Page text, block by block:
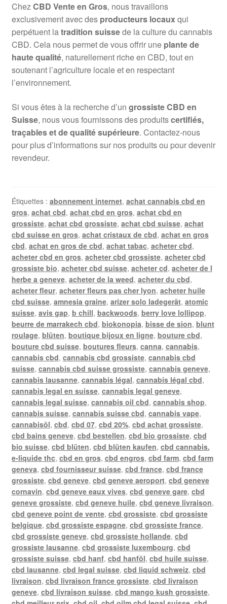
ChezCBD Vente en Gros, nous travaillons
exclusivement avec des producteurs locauxqui
perpétuent latradition suissede la culture du cannabis
CBD. Cela nous permet de vous offrir une plante de
haute qualité, naturellement riche en CBD, tout en
soutenant l’agriculture locale et en respectant
l’environnement.
Si vous êtes à la recherche d’un grossiste CBD en
Suisse, nous vous fournissons des produitscertifiés,
traçables et de qualité supérieure. Contactez-nous
pour plus d’informations sur nos produits ou pour devenir
revendeur.
Étiquettes : abonnement internet, achat cannabis cbd en
gros, achat cbd, achat cbd en gros, achat cbd en
grossiste, achat cbd grossiste, achat cbd suisse, achat
cbd suisse en gros, achat cristaux de cbd, achat en gros
cbd, achat en gros de cbd, achat tabac, acheter cbd,
acheter cbd en gros, acheter cbd grossiste, acheter cbd
grossiste bio, acheter cbd suisse, acheter cd, acheter de l
herbe a geneve, acheter de la weed, acheter du cbd,
acheter fleur, acheter fleurs pas cher lyon, acheter huile
cbd suisse, amnesia graine, arizer solo ladegerät, atomic
suisse, avis gap, b chill, backwoods, berry love lollipop,
beurre de marrakech cbd, biokonopia, bisse de sion, blunt
roulage, blüten, boutique bijoux en ligne, bouture cbd,
bouture cbd suisse, boutures fleurs, canna, cannabis,
cannabis cbd, cannabis cbd grossiste, cannabis cbd
suisse, cannabis cbd suisse grossiste, cannabis geneve,
cannabis lausanne, cannabis légal, cannabis légal cbd,
cannabis legal en suisse, cannabis legal geneve,
cannabis legal suisse, cannabis oil cbd, cannabis shop,
cannabis suisse, cannabis suisse cbd, cannabis vape,
cannabisöl, cbd, cbd 07, cbd 20%, cbd achat grossiste,
cbd bains geneve, cbd bestellen, cbd bio grossiste, cbd
bio suisse, cbd blüten, cbd blüten kaufen, cbd cannabis.
e-liquide thc, cbd en gros, cbd engros, cbd farm, cbd farm
geneva, cbd fournisseur suisse, cbd france, cbd france
grossiste, cbd geneve, cbd geneve aeroport, cbd geneve
cornavin, cbd geneve eaux vives, cbd geneve gare, cbd
geneve grossiste, cbd geneve huile, cbd geneve livraison,
cbd geneve point de vente, cbd grossiste, cbd grossiste
belgique, cbd grossiste espagne, cbd grossiste france,
cbd grossiste geneve, cbd grossiste hollande, cbd
grossiste lausanne, cbd grossiste luxembourg, cbd
grossiste suisse, cbd hanf, cbd hanföl, cbd huile suisse,
cbd lausanne, cbd legal suisse, cbd liquid schweiz, cbd
livraison, cbd livraison france grossiste, cbd livraison
geneve, cbd livraison suisse, cbd mango kush grossiste,